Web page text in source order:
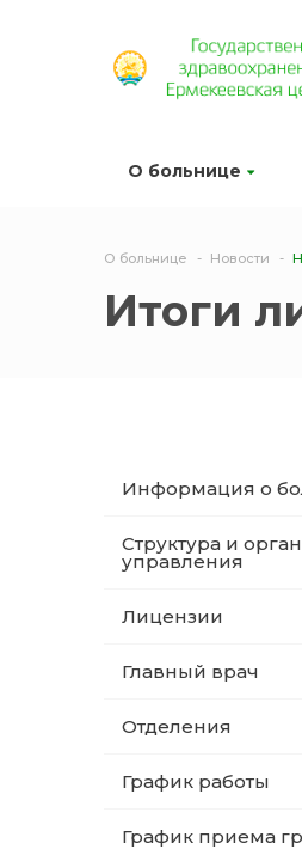
О больнице
О больнице Новости
Итоги
Информация о
Структура и
управления
Лицензии
Главный врач
Отделения
График работы
График приема